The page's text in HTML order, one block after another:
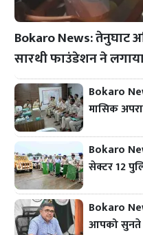
Bokaro News: तेनुघाट
सारथी फाउंडेशन ने
Bokaro
मासिक
Bokaro
सेक्टर 12
Bokaro
आपको सुनते